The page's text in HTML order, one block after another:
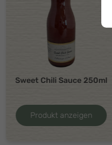
Sweet Chili Sauce 250ml
Produkt anzeigen